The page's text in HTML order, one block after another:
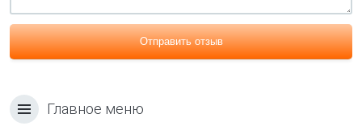
Отправить отзыв
Главное меню